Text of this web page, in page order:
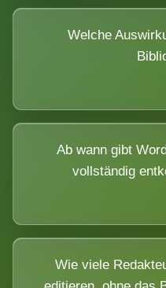
Welche
Ab wann gibt
vollständig
Wie viele